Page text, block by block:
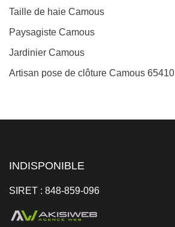
Taille de haie Camous
Paysagiste Camous
Jardinier Camous
Artisan pose de clôture Camous 65410
INDISPONIBLE
SIRET : 848-859-096